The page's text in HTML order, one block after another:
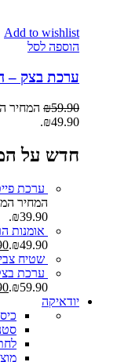
Add to wishlist
הוספה לסל
ערכת בצק –
₪59.90 המחיר
₪49.90.
חדש על
ערכת
המחיר
₪39.90.
אומנות
₪49.90.
שטיח
ערכת
₪59.90.
יודאיקה